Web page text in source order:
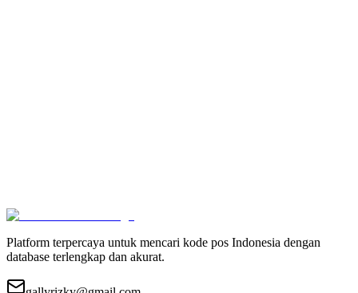
Platform terpercaya untuk mencari kode pos Indonesia dengan
database terlengkap dan akurat.